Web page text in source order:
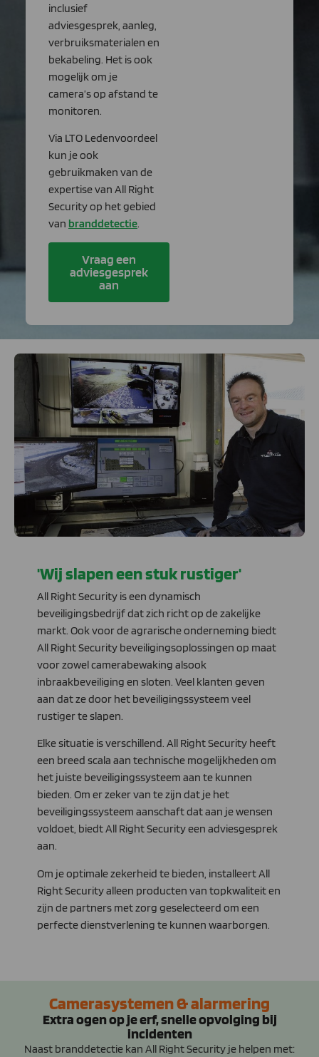
inclusief
adviesgesprek, aanleg,
verbruiksmaterialen en
bekabeling. Het is ook
mogelijk om je
camera’s op afstand te
monitoren.
Via LTO Ledenvoordeel
kun je ook
gebruikmaken van de
expertise van All Right
Security op het gebied
van branddetectie.
Vraag een
adviesgesprek
aan
'Wij slapen een stuk rustiger'
All Right Security is een dynamisch
beveiligingsbedrijf dat zich richt op de zakelijke
markt. Ook voor de agrarische onderneming biedt
All Right Security beveiligingsoplossingen op maat
voor zowel camerabewaking alsook
inbraakbeveiliging en sloten. Veel klanten geven
aan dat ze door het beveiligingssysteem veel
rustiger te slapen.
Elke situatie is verschillend. All Right Security heeft
een breed scala aan technische mogelijkheden om
het juiste beveiligingssysteem aan te kunnen
bieden. Om er zeker van te zijn dat je het
beveiligingssysteem aanschaft dat aan je wensen
voldoet, biedt All Right Security een adviesgesprek
aan.
Om je optimale zekerheid te bieden, installeert All
Right Security alleen producten van topkwaliteit en
zijn de partners met zorg geselecteerd om een
perfecte dienstverlening te kunnen waarborgen.
Camerasystemen & alarmering
Extra ogen op je erf, snelle opvolging bij
incidenten
Naast branddetectie kan All Right Security je helpen met: